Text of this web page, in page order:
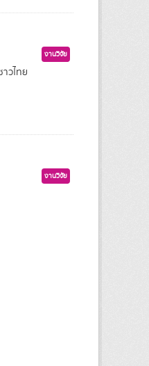
งานวิจัย
วไทย
งานวิจัย